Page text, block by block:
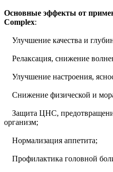
Основные эффекты от
Complex:
Улучшение качества и
Релаксация, снижение
Улучшение настроения,
Снижение физической и
Защита ЦНС,
организм;
Нормализация аппетита;
Профилактика головной